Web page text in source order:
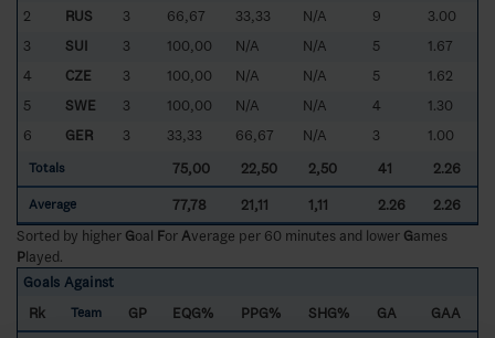
2
RUS 3 66,67 33,33 N/A 9
3.00
3
SUI 3 100,00 N/A N/A 5
1.67
4
CZE 3 100,00 N/A N/A 5
1.62
5
SWE 3 100,00 N/A N/A 4
1.30
6
GER 3 33,33 66,67 N/A 3 1.00
Totals 75,00 22,50 2,50 41 2.26
Average 77,78 21,11 1,11 2.26
2.26
Sorted by higher Goal For Average per 60 minutes and lower Games
Played.
Goals Against
Rk
Team GP EQG% PPG% SHG% GA
GAA